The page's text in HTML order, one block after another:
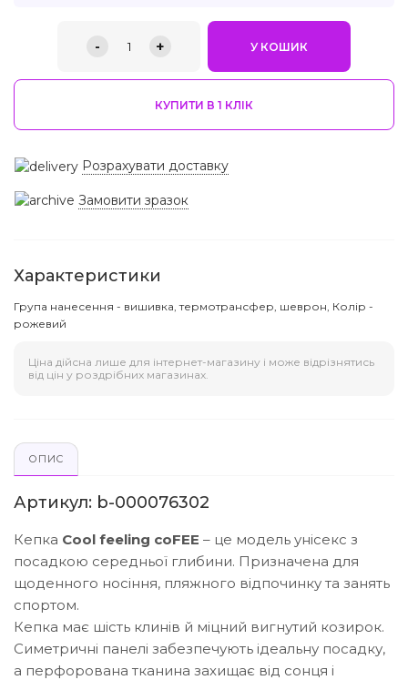
- 1 + У КОШИК
КУПИТИ В 1 КЛIК
Розрахувати доставку
Замовити зразок
Характеристики
Група нанесення - вишивка, термотрансфер, шеврон, Колір -
рожевий
Ціна дійсна лише для інтернет-магазину і може відрізнятись
від цін у роздрібних магазинах.
ОПИС
Артикул: b-000076302
Кепка Cool feeling coFEE – це модель унісекс з
посадкою середньої глибини. Призначена для
щоденного носіння, пляжного відпочинку та занять
спортом.
Кепка має шість клинів й міцний вигнутий козирок.
Симетричні панелі забезпечують ідеальну посадку,
а перфорована тканина захищає від сонця і